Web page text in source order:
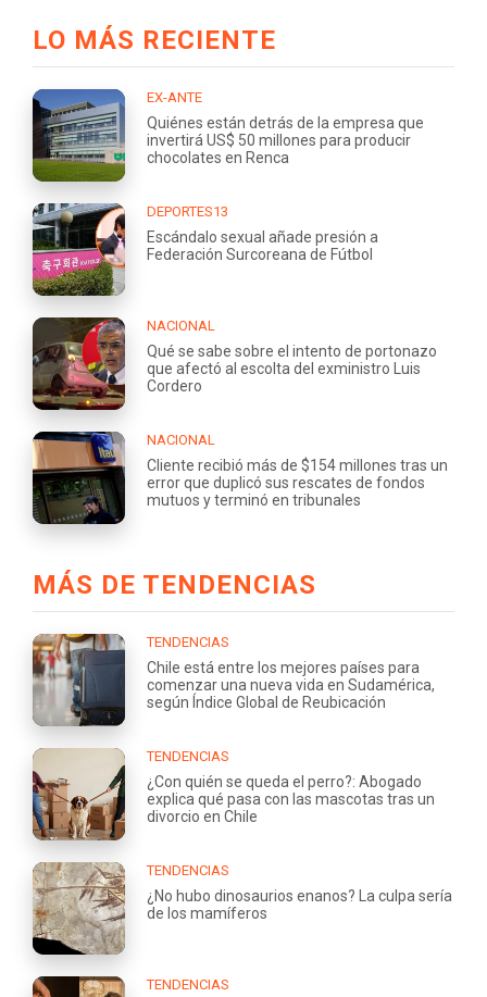
LO MÁS RECIENTE
EX-ANTE
Quiénes están detrás de la empresa que
invertirá US$ 50 millones para producir
chocolates en Renca
DEPORTES13
Escándalo sexual añade presión a
Federación Surcoreana de Fútbol
NACIONAL
Qué se sabe sobre el intento de portonazo
que afectó al escolta del exministro Luis
Cordero
NACIONAL
Cliente recibió más de $154 millones tras un
error que duplicó sus rescates de fondos
mutuos y terminó en tribunales
MÁS DE TENDENCIAS
TENDENCIAS
Chile está entre los mejores países para
comenzar una nueva vida en Sudamérica,
según Índice Global de Reubicación
TENDENCIAS
¿Con quién se queda el perro?: Abogado
explica qué pasa con las mascotas tras un
divorcio en Chile
TENDENCIAS
¿No hubo dinosaurios enanos? La culpa sería
de los mamíferos
TENDENCIAS